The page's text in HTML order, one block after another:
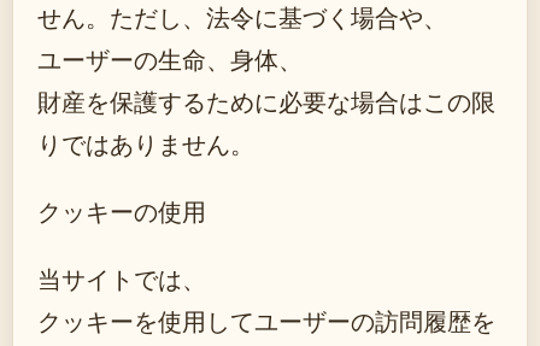
せん。ただし、法令に基づく場合や、
ユーザーの生命、身体、
財産を保護するために必要な場合はこの限
りではありません。
クッキーの使用
当サイトでは、
クッキーを使用してユーザーの訪問履歴を